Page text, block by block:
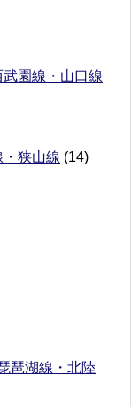
園線・山口線
狭山線 (14)
琶湖線・北陸